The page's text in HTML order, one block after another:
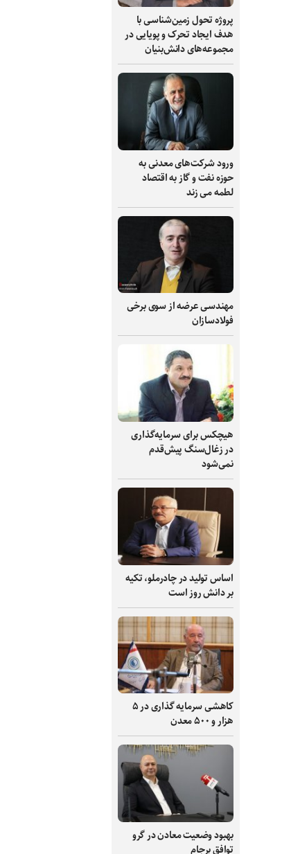
پروژه تحول زمین‌شناسی با
هدف ایجاد تحرک و پویایی در
مجموعه‌های دانش‌بنیان
ورود شرکت‌های معدنی به
حوزه نفت و گاز به اقتصاد
لطمه می زند
مهندسی عرضه از سوی برخی
فولادسازان
هیچکس برای سرمایه‌گذاری
در زغال‌سنگ پیش‌قدم
نمی‌شود
اساس تولید در چادرملو، تکیه
بر دانش‌ روز است
کاهشی سرمایه گذاری در ۵
هزار و ۵۰۰ معدن
بهبود وضعیت معادن در گرو
توافق برجام